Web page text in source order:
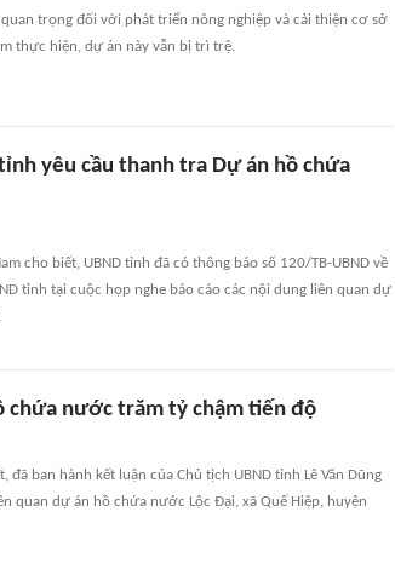
trọng đối với phát triển nông nghiệp và cải thiện cơ sở
thực hiện, dự án này vẫn bị trì trệ.
yêu cầu thanh tra Dự án hồ chứa
cho biết, UBND tỉnh đã có thông báo số 120/TB-UBND về
tỉnh tại cuộc họp nghe báo cáo các nội dung liên quan dự
chứa nước trăm tỷ chậm tiến độ
đã ban hành kết luận của Chủ tịch UBND tỉnh Lê Văn Dũng
quan dự án hồ chứa nước Lộc Đại, xã Quế Hiệp, huyện